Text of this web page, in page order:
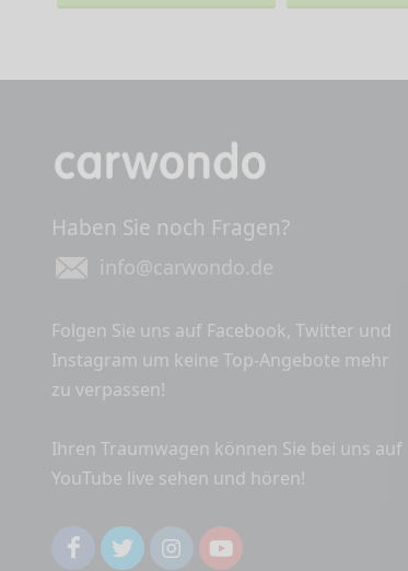
Haben Sie noch Fragen?
info@carwondo.de
Folgen Sie uns auf Facebook, Twitter und
Instagram um keine Top-Angebote mehr
zu verpassen!
Ihren Traumwagen können Sie bei uns auf
YouTube live sehen und hören!